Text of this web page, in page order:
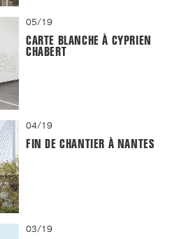
05/19
CARTE BLANCHE À CYPRIEN
CHABERT
04/19
FIN DE CHANTIER À NANTES
03/19